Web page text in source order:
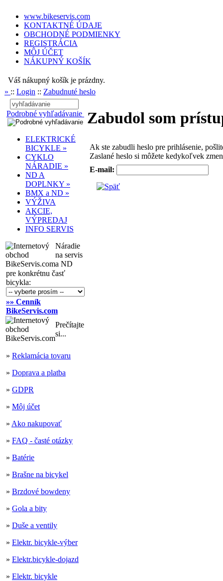
www.bikeservis.com
KONTAKTNÉ ÚDAJE
OBCHODNÉ PODMIENKY
REGISTRÁCIA
MÔJ ÚČET
NÁKUPNÝ KOŠÍK
Váš nákupný košík je prázdny.
» :: Login :: Zabudnuté heslo
Podrobné vyhľadávanie
ELEKTRICKÉ
BICYKLE »
CYKLO
NÁRADIE »
ND A
DOPLNKY »
BMX a ND »
VÝŽIVA
AKCIE,
VÝPREDAJ
INFO SERVIS
Náradie
na servis
a ND
pre konkrétnu časť
bicykla:
»» Cenník
BikeServis.com
Prečítajte
si...
» Reklamácia tovaru
» Doprava a platba
» GDPR
» Môj účet
» Ako nakupovať
» FAQ - časté otázky
» Batérie
» Brašne na bicykel
» Brzdové bowdeny
» Gola a bity
» Duše a ventily
» Elektr. bicykle-výber
» Elektr.bicykle-dojazd
» Elektr. bicykle
Zabudol som
Ak ste zabudli heslo pre prihlásenie,
Zaslané heslo si môžete kedykoľvek
E-mail: